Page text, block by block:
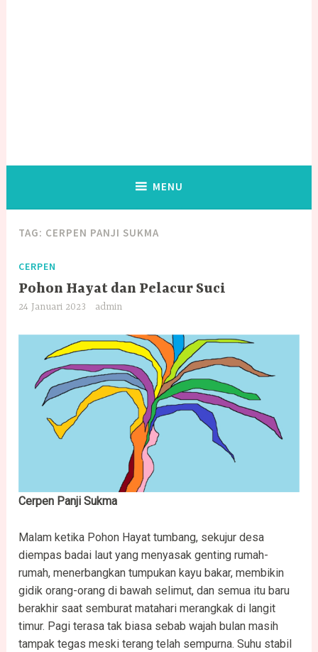
MENU
TAG: CERPEN PANJI SUKMA
CERPEN
Pohon Hayat dan Pelacur Suci
24 Januari 2023 admin
Cerpen Panji Sukma
Malam ketika Pohon Hayat tumbang, sekujur desa
diempas badai laut yang menyasak genting rumah-
rumah, menerbangkan tumpukan kayu bakar, membikin
gidik orang-orang di bawah selimut, dan semua itu baru
berakhir saat semburat matahari merangkak di langit
timur. Pagi terasa tak biasa sebab wajah bulan masih
tampak tegas meski terang telah sempurna. Suhu stabil